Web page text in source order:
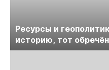
Ресурсы и
историю, тот